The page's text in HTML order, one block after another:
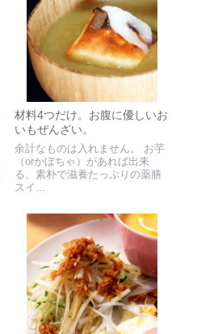
材料4つだけ。お腹に優しいお
いもぜんざい。
余計なものは入れません。 お芋
（orかぼちゃ）があれば出来
る、素朴で滋養たっぷりの薬膳
スイ...